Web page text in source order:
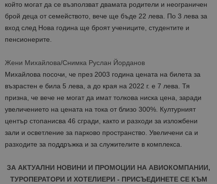
който могат да се възползват двамата родители и неограничен
брой деца от семейството, вече ще бъде 22 лева. По 3 лева за
вход след Нова година ще броят учениците, студентите и
пенсионерите.
Жени Михайлова/Снимка Руслан Йорданов
Михайлова посочи, че през 2003 година цената на билета за
възрастен е била 5 лева, а до края на 2022 г. е 7 лева. Тя
призна, че вече не могат да имат толкова ниска цена, заради
увеличението на цената на тока от близо 300%. Културният
център стопанисва 46 сгради, както и разходи за изложбени
зали и осветление за парково пространство. Увеличени са и
разходите за поддръжка и за служителите в комплекса.
ЗА АКТУАЛНИ НОВИНИ И ПРОМОЦИИ НА АВИОКОМПАНИИ,
ТУРОПЕРАТОРИ И ХОТЕЛИЕРИ - ПРИСЪЕДИНЕТЕ СЕ КЪМ